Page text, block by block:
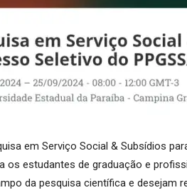
em Serviço Social & Subsídios
os estudantes de graduação e
da pesquisa científica e desejam